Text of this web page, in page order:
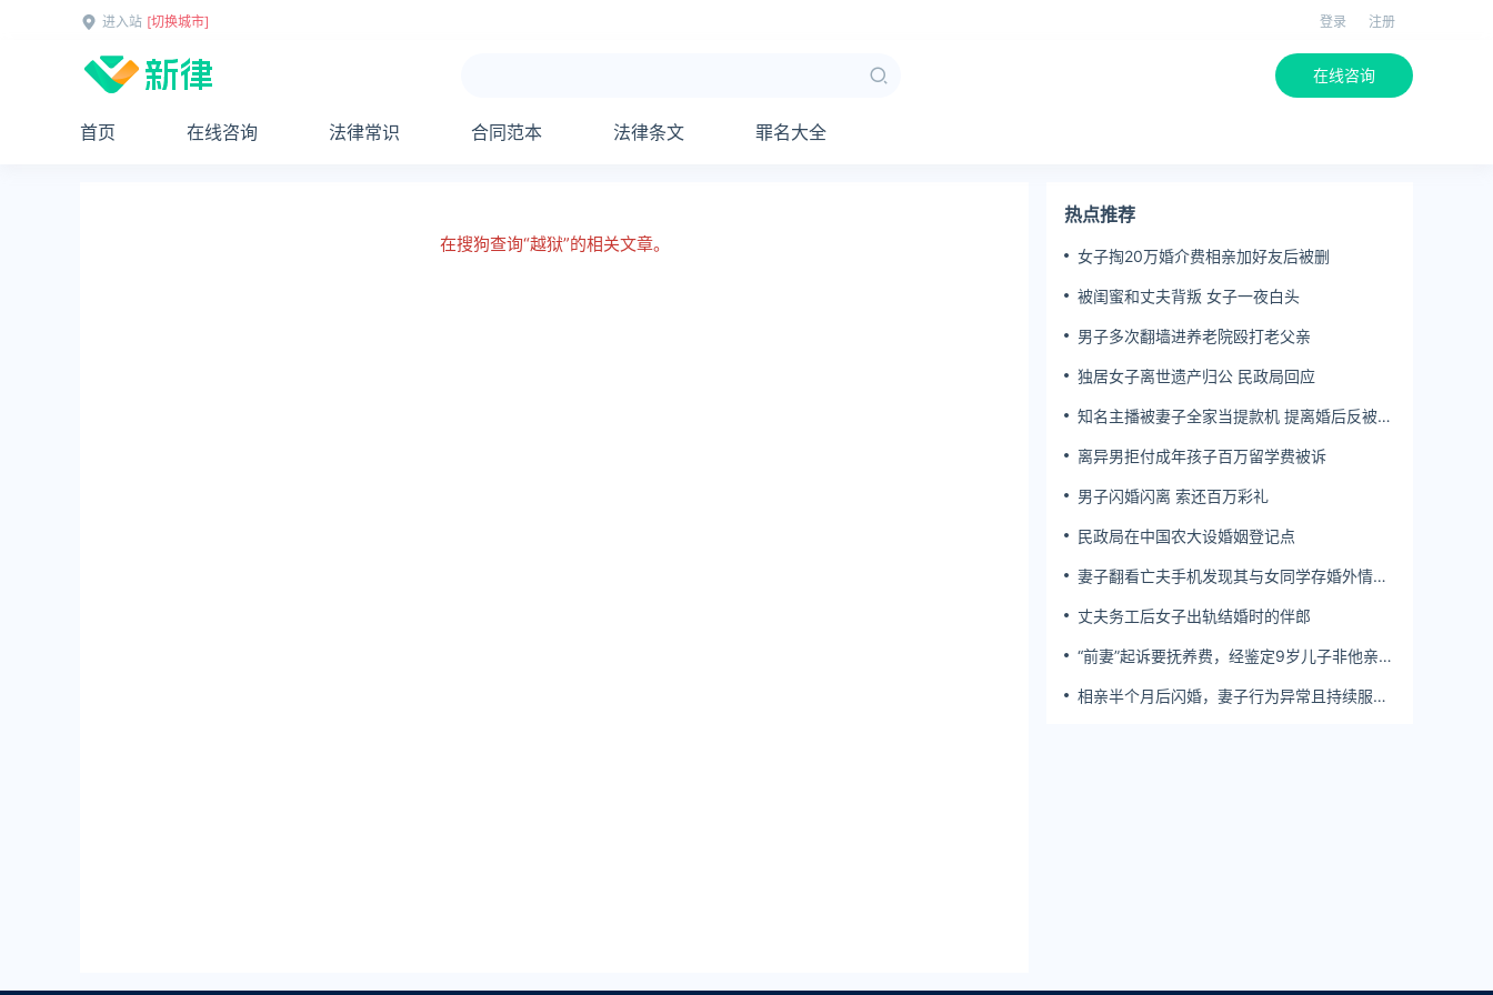
进入站 [切换城市] 登录 注册
在线咨询
首页 在线咨询 法律常识 合同范本 法律条文 罪名大全
在搜狗查询“越狱”的相关文章。
热点推荐
女子掏20万婚介费相亲加好友后被删
被闺蜜和丈夫背叛 女子一夜白头
男子多次翻墙进养老院殴打老父亲
独居女子离世遗产归公 民政局回应
知名主播被妻子全家当提款机 提离婚后反被对
离异男拒付成年孩子百万留学费被诉
男子闪婚闪离 索还百万彩礼
民政局在中国农大设婚姻登记点
妻子翻看亡夫手机发现其与女同学存婚外情，
丈夫务工后女子出轨结婚时的伴郎
“前妻”起诉要抚养费，经鉴定9岁儿子非他亲
相亲半个月后闪婚，妻子行为异常且持续服